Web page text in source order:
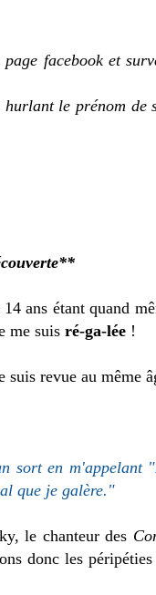
facebook et
le prénom de
ans étant quand
me suis ré-ga-lée !
suis revue au même
sort en m'appelant
que je galère."
le chanteur des
donc les